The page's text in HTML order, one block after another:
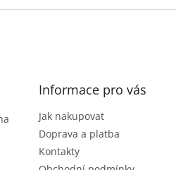
Informace pro vás
Jak nakupovat
Doprava a platba
Kontakty